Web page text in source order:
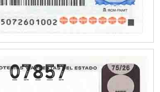
07857